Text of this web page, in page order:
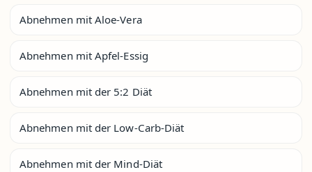
Abnehmen mit Aloe-Vera
Abnehmen mit Apfel-Essig
Abnehmen mit der 5:2 Diät
Abnehmen mit der Low-Carb-Diät
Abnehmen mit der Mind-Diät